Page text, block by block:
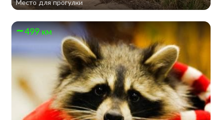
Место для прогулки
499 км